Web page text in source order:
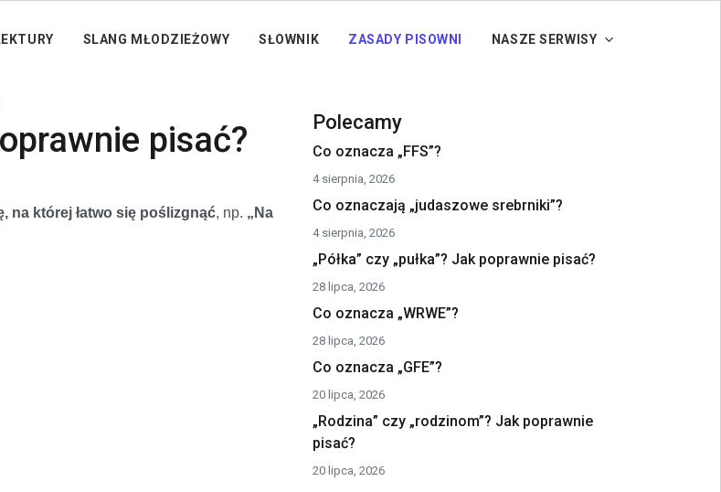
SLANG MŁODZIEŻOWY SŁOWNIK ZASADY PISOWNI NASZE SERWISY
pisać?
na której łatwo się poślizgnąć, np. „Na
Polecamy
Co oznacza „FFS”?
4 sierpnia, 2026
Co oznaczają „judaszowe srebrniki”?
4 sierpnia, 2026
„Półka” czy „pułka”? Jak poprawnie pisać?
28 lipca, 2026
Co oznacza „WRWE”?
28 lipca, 2026
Co oznacza „GFE”?
20 lipca, 2026
„Rodzina” czy „rodzinom”? Jak poprawnie
pisać?
20 lipca, 2026